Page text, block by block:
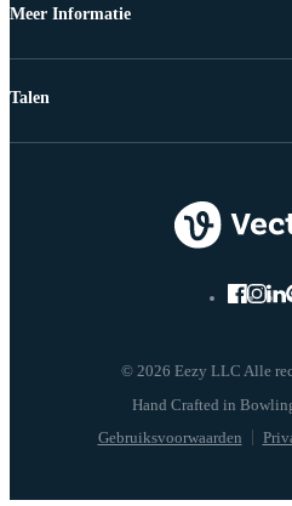
Meer Informatie
© 2026 Eezy LLC Alle
Gebruiksvoorwaarden
Talen